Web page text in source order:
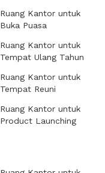
Ruang Kantor untuk
Buka Puasa
Ruang Kantor untuk
Tempat Ulang Tahun
Ruang Kantor untuk
Tempat Reuni
Ruang Kantor untuk
Product Launching